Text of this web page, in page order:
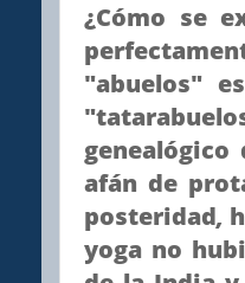
¿Cómo se
"abuelos"
afán de
posteridad,
yoga no